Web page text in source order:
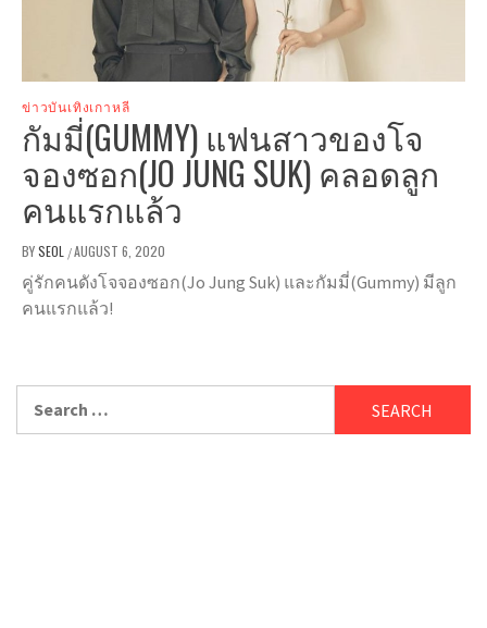
ข่าวบันเทิงเกาหลี
กัมมี่(GUMMY) แฟนสาวของโจ
จองซอก(JO JUNG SUK) คลอดลูก
คนแรกแล้ว
BYSEOL /AUGUST 6, 2020
คู่รักคนดังโจจองซอก(Jo Jung Suk) และกัมมี่(Gummy) มีลูก
คนแรกแล้ว!